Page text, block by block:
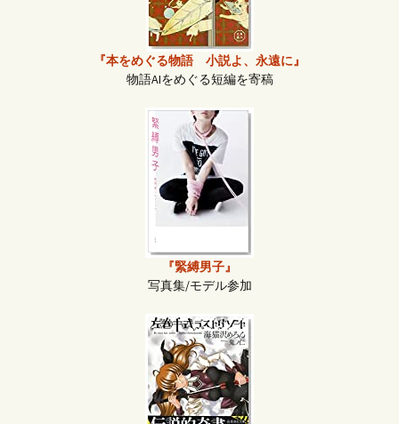
『本をめぐる物語 小説よ、永遠に』
物語AIをめぐる短編を寄稿
『緊縛男子』
写真集/モデル参加